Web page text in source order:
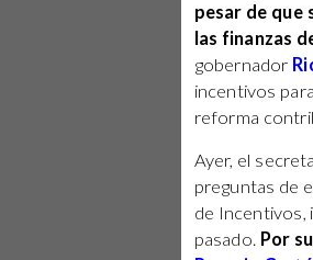
pesar de que
las finanzas
gobernador
incentivos
reforma
Ayer, el
preguntas de
de Incentivos,
pasado. Por